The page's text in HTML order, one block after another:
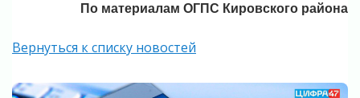
По материалам ОГПС Кировского района
Вернуться к списку новостей